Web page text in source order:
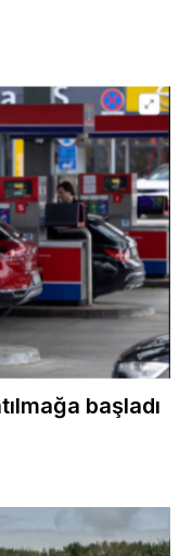
başladı